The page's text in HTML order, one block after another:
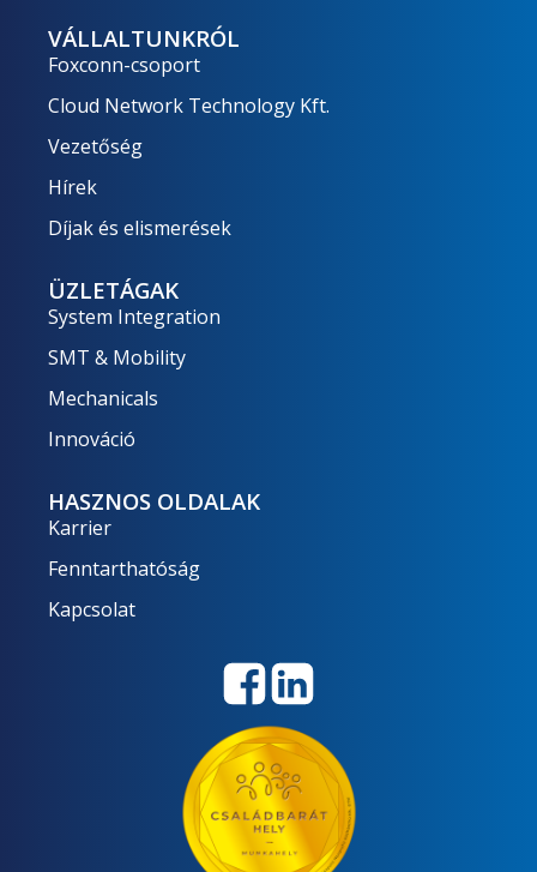
VÁLLALTUNKRÓL
Foxconn-csoport
Cloud Network Technology Kft.
Vezetőség
Hírek
Díjak és elismerések
ÜZLETÁGAK
System Integration
SMT & Mobility
Mechanicals
Innováció
HASZNOS OLDALAK
Karrier
Fenntarthatóság
Kapcsolat